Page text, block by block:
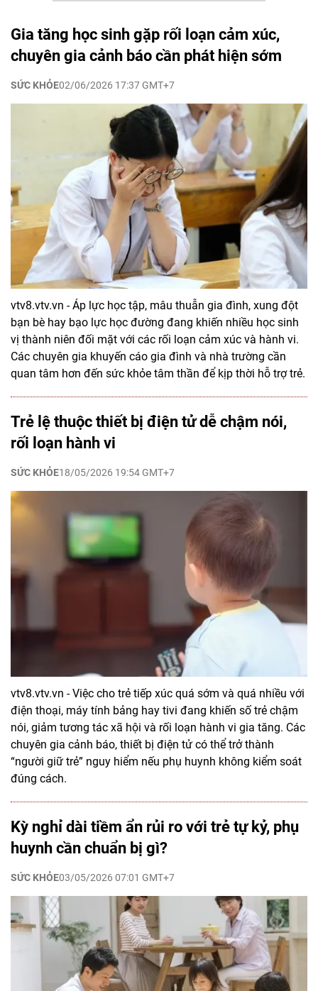
Gia tăng học sinh gặp rối loạn cảm xúc,
chuyên gia cảnh báo cần phát hiện sớm
SỨC KHỎE02/06/2026 17:37 GMT+7
vtv8.vtv.vn - Áp lực học tập, mâu thuẫn gia đình, xung đột
bạn bè hay bạo lực học đường đang khiến nhiều học sinh
vị thành niên đối mặt với các rối loạn cảm xúc và hành vi.
Các chuyên gia khuyến cáo gia đình và nhà trường cần
quan tâm hơn đến sức khỏe tâm thần để kịp thời hỗ trợ trẻ.
Trẻ lệ thuộc thiết bị điện tử dễ chậm nói,
rối loạn hành vi
SỨC KHỎE18/05/2026 19:54 GMT+7
vtv8.vtv.vn - Việc cho trẻ tiếp xúc quá sớm và quá nhiều với
điện thoại, máy tính bảng hay tivi đang khiến số trẻ chậm
nói, giảm tương tác xã hội và rối loạn hành vi gia tăng. Các
chuyên gia cảnh báo, thiết bị điện tử có thể trở thành
“người giữ trẻ” nguy hiểm nếu phụ huynh không kiểm soát
đúng cách.
Kỳ nghỉ dài tiềm ẩn rủi ro với trẻ tự kỷ, phụ
huynh cần chuẩn bị gì?
SỨC KHỎE03/05/2026 07:01 GMT+7